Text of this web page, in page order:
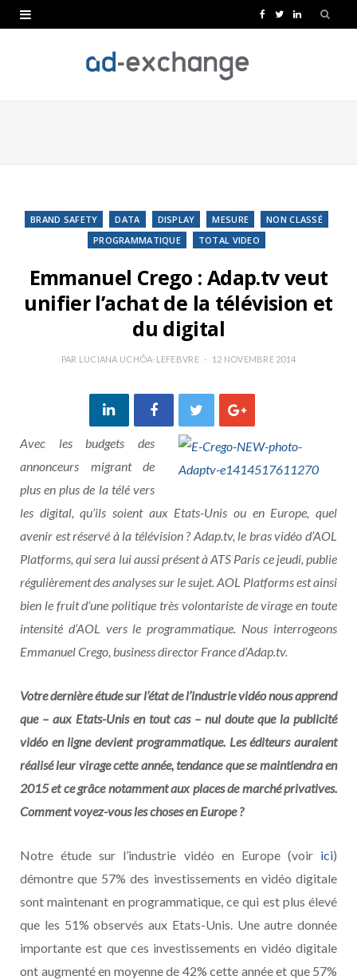
e
k
T
t
L
k
n
BRAND SAFETY DATA DISPLAY MESURE
NON CLASSÉ
PROGRAMMATIQUE
TOTAL VIDEO
Emmanuel Crego : Adap.tv veut
unifier l’achat de la télévision et
du digital
PAR LUCIANA UCHÔA-LEFEBVRE 12 NOVEMBRE 2014
Avec les budgets des
annonceurs migrant de
plus en plus de la télé vers
les digital, qu’ils soient aux Etats-Unis ou en Europe, quel
avenir est réservé à la télévision ? Adap.tv, le bras vidéo d’AOL
Platforms, qui sera lui aussi présent à ATS Paris ce jeudi, publie
régulièrement des analyses sur le sujet. AOL Platforms est ainsi
bien le fruit d’une politique très volontariste de virage en toute
intensité d’AOL vers le programmatique. Nous interrogeons
Emmanuel Crego, business director France d’Adap.tv.
Votre dernière étude sur l’état de l’industrie vidéo nous apprend
que – aux Etats-Unis en tout cas – nul doute que la publicité
vidéo en ligne devient programmatique. Les éditeurs auraient
réalisé leur virage cette année, tendance que se maintiendra en
2015 et ce grâce notamment aux places de marché privatives.
Comment voyez-vous les choses en Europe ?
Notre étude sur l’industrie vidéo en Europe (voir ici)
démontre que 57% des investissements en vidéo digitale
sont maintenant en programmatique, ce qui est plus élevé
que les 51% observés aux Etats-Unis. Une autre donnée
importante est que ces investissements en vidéo digitale
ont augmenté en moyenne de 42% cette année et que 57%